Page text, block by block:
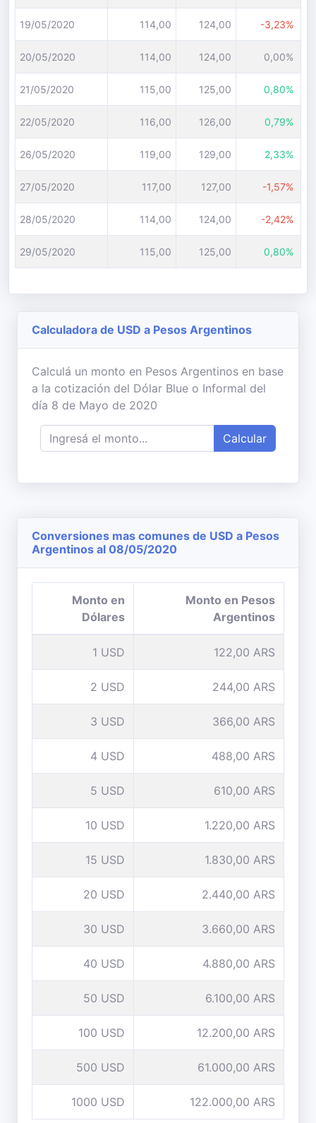
19/05/2020 114,00 124,00 -3,23%
20/05/2020 114,00 124,00 0,00%
21/05/2020 115,00 125,00 0,80%
22/05/2020 116,00 126,00 0,79%
26/05/2020 119,00 129,00 2,33%
27/05/2020 117,00 127,00 -1,57%
28/05/2020 114,00 124,00 -2,42%
29/05/2020 115,00 125,00 0,80%
Calculadora de USD a Pesos Argentinos
Calculá un monto en Pesos Argentinos en base
a la cotización del Dólar Blue o Informal del
día 8 de Mayo de 2020
Calcular
Conversiones mas comunes de USD a Pesos
Argentinos al 08/05/2020
Monto en
Dólares
Monto en Pesos
Argentinos
1 USD 122,00 ARS
2 USD 244,00 ARS
3 USD 366,00 ARS
4 USD 488,00 ARS
5 USD 610,00 ARS
10 USD 1.220,00 ARS
15 USD 1.830,00 ARS
20 USD 2.440,00 ARS
30 USD 3.660,00 ARS
40 USD 4.880,00 ARS
50 USD 6.100,00 ARS
100 USD 12.200,00 ARS
500 USD 61.000,00 ARS
1000 USD 122.000,00 ARS